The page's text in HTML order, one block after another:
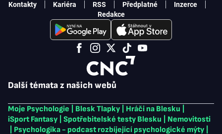
Další témata z našich webů
Moje Psychologie Blesk Tlapky Hráči na Blesku
iSport Fantasy
Spotřebitelské testy Blesku
Nemovitosti
Psychologika - podcast rozbíjející psychologické mýty
Kontakty Kariéra RSS Předplatné
Inzerce
Redakce